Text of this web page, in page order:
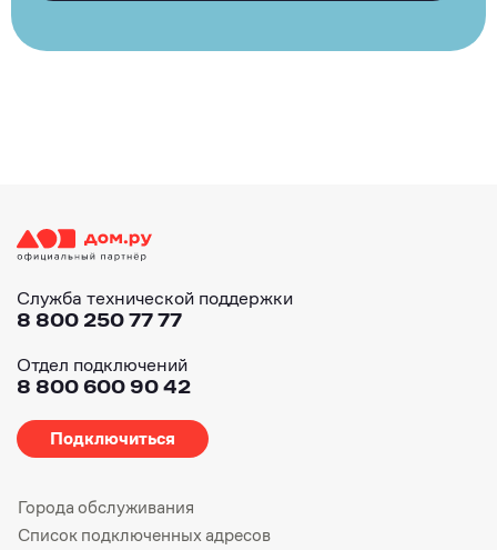
Служба технической поддержки
8 800 250 77 77
Отдел подключений
8 800 600 90 42
Подключиться
Города обслуживания
Список подключенных адресов